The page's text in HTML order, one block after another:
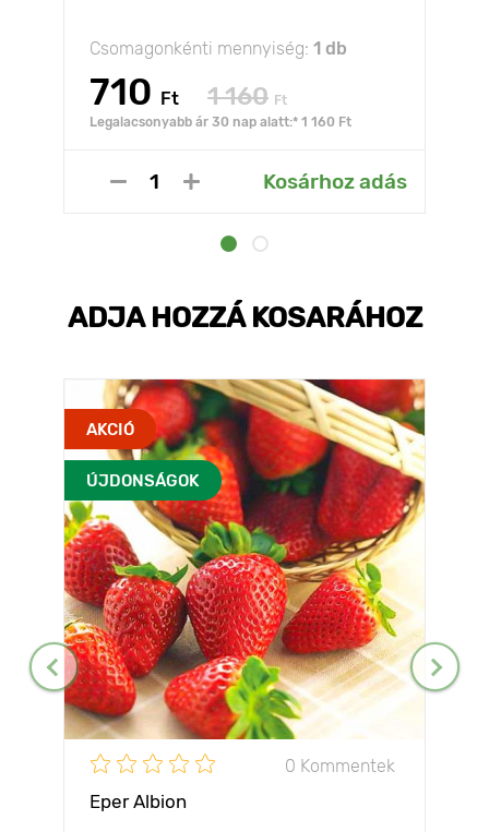
Csomagonkénti mennyiség: 1 db
710 Ft 1 160 Ft
Legalacsonyabb ár 30 nap alatt:* 1 160 Ft
Kosárhoz adás
ADJA HOZZÁ KOSARÁHOZ
AKCIÓ
ÚJDONSÁGOK
0 Kommentek
Eper Albion